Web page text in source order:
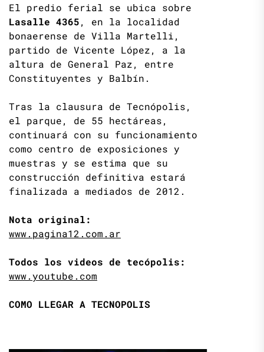
El predio ferial se ubica sobre
Lasalle 4365, en la localidad
bonaerense de Villa Martelli,
partido de Vicente López, a la
altura de General Paz, entre
Constituyentes y Balbín.
Tras la clausura de Tecnópolis,
el parque, de 55 hectáreas,
continuará con su funcionamiento
como centro de exposiciones y
muestras y se estima que su
construcción definitiva estará
finalizada a mediados de 2012.
Nota original:
www.pagina12.com.ar
Todos los videos de tecópolis:
www.youtube.com
COMO LLEGAR A TECNOPOLIS